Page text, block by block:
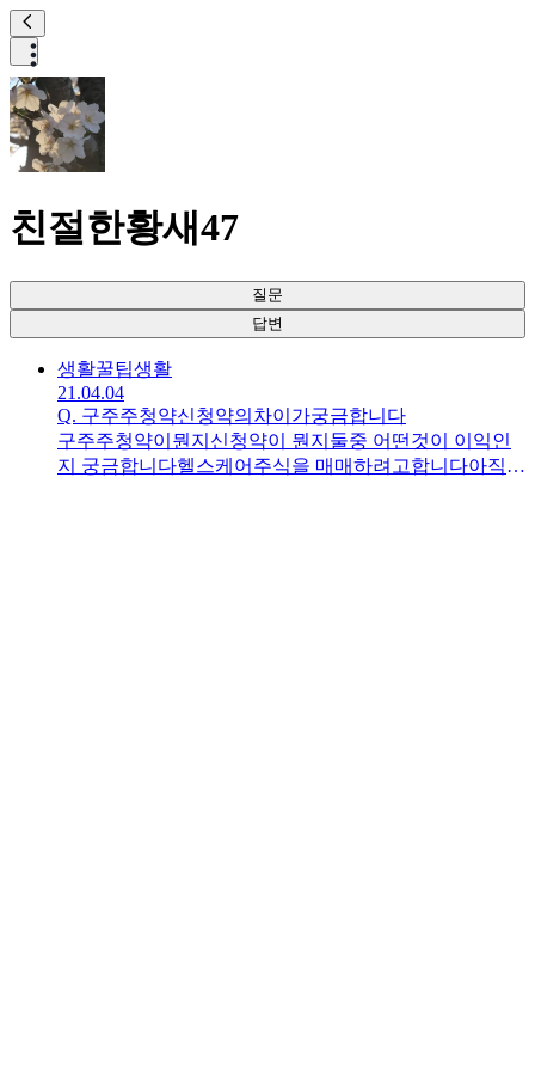
친절한황새47
질문
답변
생활꿀팁생활
21.04.04
Q. 구주주청약신청약의차이가궁금합니다
구주주청약이뭔지신청약이 뭔지둘중 어떤것이 이익인
지 궁금합니다헬스케어주식을 매매하려고합니다아직비